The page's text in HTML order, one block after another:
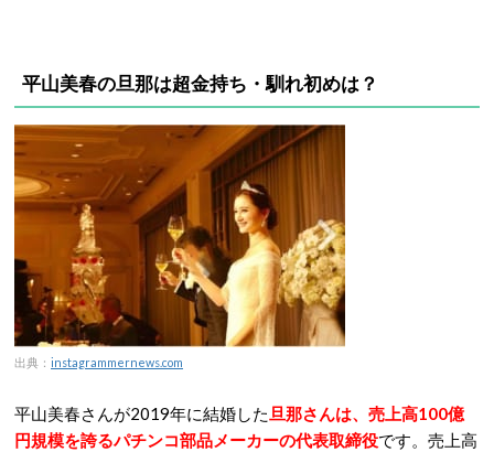
平山美春の旦那は超金持ち・馴れ初めは？
出典： instagrammernews.com
平山美春さんが2019年に結婚した旦那さんは、売上高100億
円規模を誇るパチンコ部品メーカーの代表取締役です。売上高